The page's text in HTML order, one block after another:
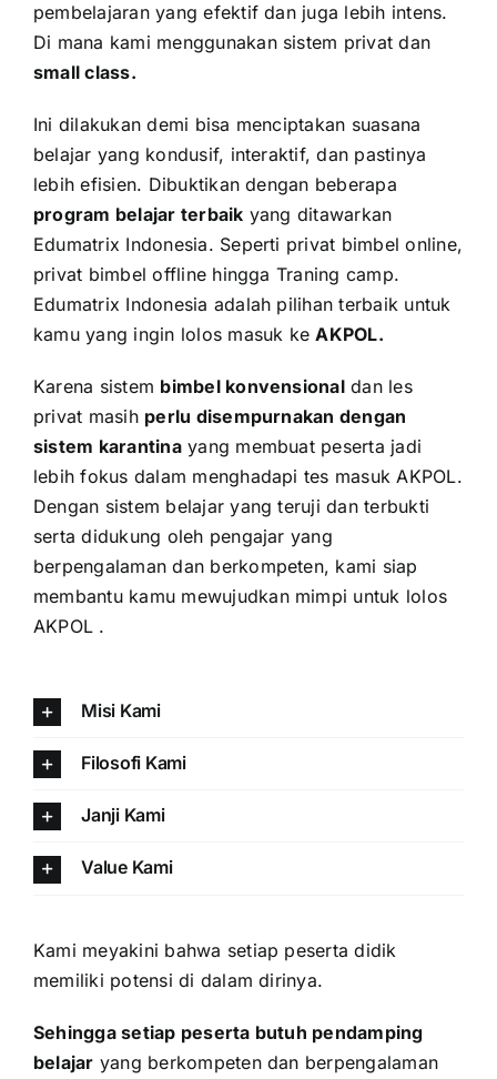
pembelajaran yang efektif dan juga lebih intens.
Di mana kami menggunakan sistem privat dan
small class.
Ini dilakukan demi bisa menciptakan suasana
belajar yang kondusif, interaktif, dan pastinya
lebih efisien. Dibuktikan dengan beberapa
program belajar terbaik yang ditawarkan
Edumatrix Indonesia. Seperti privat bimbel online,
privat bimbel offline hingga Traning camp.
Edumatrix Indonesia adalah pilihan terbaik untuk
kamu yang ingin lolos masuk keAKPOL.
Karena sistem bimbel konvensionaldan les
privat masih perlu disempurnakan dengan
sistem karantinayang membuat peserta jadi
lebih fokus dalam menghadapi tes masuk AKPOL.
Dengan sistem belajar yang teruji dan terbukti
serta didukung oleh pengajar yang
berpengalaman dan berkompeten, kami siap
membantu kamu mewujudkan mimpi untuk lolos
AKPOL .
Misi Kami
Filosofi Kami
Janji Kami
Value Kami
Kami meyakini bahwa setiap peserta didik
memiliki potensi di dalam dirinya.
Sehingga setiap peserta butuh pendamping
belajar yang berkompeten dan berpengalaman